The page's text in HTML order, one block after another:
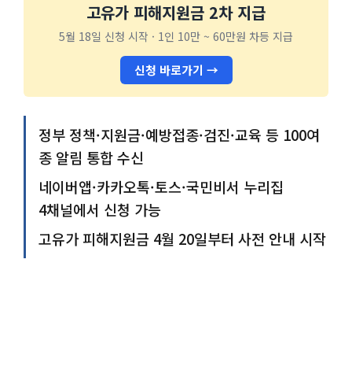
고유가 피해지원금 2차 지급
5월 18일 신청 시작 · 1인 10만 ~ 60만원 차등 지급
신청 바로가기 →
정부 정책·지원금·예방접종·검진·교육 등 100여
종 알림 통합 수신
네이버앱·카카오톡·토스·국민비서 누리집
4채널에서 신청 가능
고유가 피해지원금 4월 20일부터 사전 안내 시작